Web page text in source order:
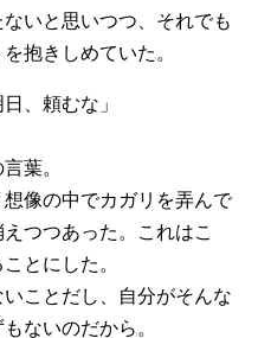
いと思いつつ、それでも
抱きしめていた。
、頼むな」
葉。
像の中でカガリを弄んで
つつあった。これはこ
とにした。
ことだし、自分がそんな
ないのだから。